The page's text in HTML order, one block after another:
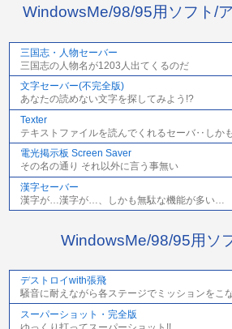
WindowsMe/98/95用ソフト/
三国志・人物セーバー
三国志の人物名が1203人出てくるのだ
文字セーバー(不完全版)
あなたの読めない文字を探してみよう!?
Texter
テキストファイルを読んでくれるセーバ‥しか
電光掲示板 Screen Saver
その名の通り それ以外に言う事無い
漢字セーバー
漢字が…漢字が…、しかも無駄な機能が多い…
WindowsMe/98/95用ソ
デストロイwith張飛
騒音に耐えながら各ステージでミッションをこ
スーパーショット・完全版